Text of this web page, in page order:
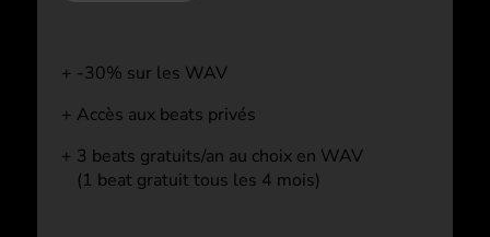
-30% sur les WAV
Accès aux beats privés
3 beats gratuits/an au choix en WAV
(1 beat gratuit tous les 4 mois)